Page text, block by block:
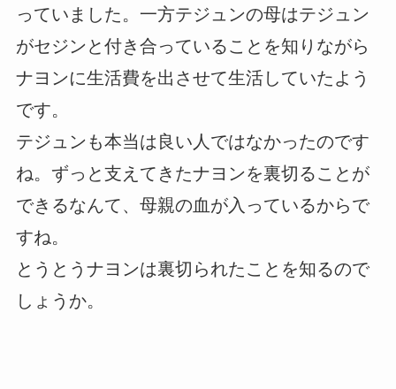
っていました。一方テジュンの母はテジュン
がセジンと付き合っていることを知りながら
ナヨンに生活費を出させて生活していたよう
です。
テジュンも本当は良い人ではなかったのです
ね。ずっと支えてきたナヨンを裏切ることが
できるなんて、母親の血が入っているからで
すね。
とうとうナヨンは裏切られたことを知るので
しょうか。